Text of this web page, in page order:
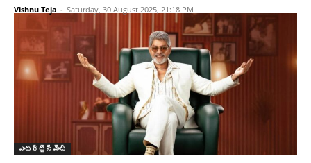
Vishnu Teja - Saturday, 30 August 2025, 21:18 PM
ఎంటర్టైన్మెంట్